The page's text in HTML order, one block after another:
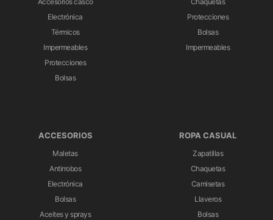
Electrónica
Térmicos
Impermeables
Protecciones
Bolsas
Protecciones
Bolsas
Impermeables
ACCESORIOS
Maletas
Antirrobos
Electrónica
Bolsas
Aceites y sprays
ROPA CASUAL
Zapatillas
Chaquetas
Camisetas
Llaveros
Bolsas